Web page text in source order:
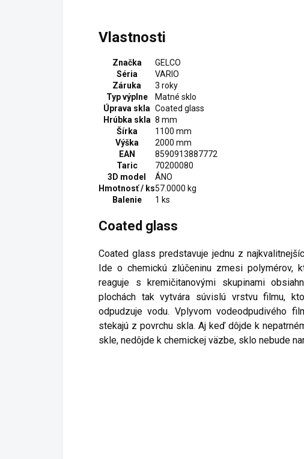
Vlastnosti
Značka
GELCO
Séria
VARIO
Záruka
3 roky
Typ výplne
Matné sklo
Úprava skla Coated glass
Hrúbka skla 8 mm
Šírka
1100 mm
Výška
2000 mm
EAN
8590913887772
Taric
70200080
3D model
ÁNO
Hmotnosť / ks57.0000 kg
Balenie
1 ks
Coated glass
Coated glass predstavuje jednu z
Ide o chemickú zlúčeninu zmesi polymérov,
reaguje s kremičitanovými skupinami
plochách tak vytvára súvislú vrstvu filmu,
odpudzuje vodu. Vplyvom vodeodpudivého
stekajú z povrchu skla. Aj keď dôjde k
skle, nedôjde k chemickej väzbe, sklo nebude